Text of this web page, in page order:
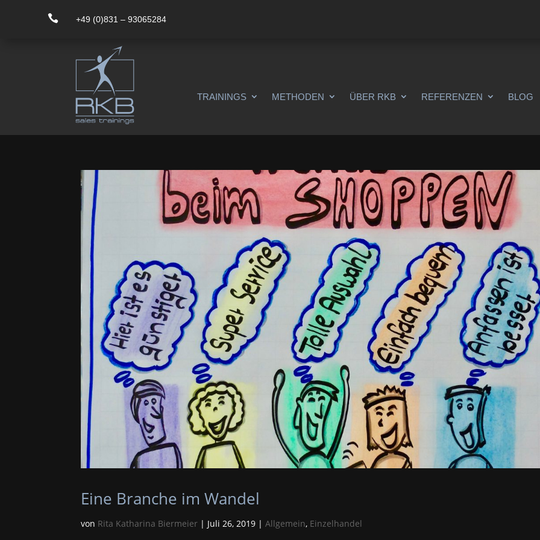
 +49 (0)831 – 93065284
TRAININGS METHODEN ÜBER RKB REFERENZEN BLOG
Eine Branche im Wandel
von Rita Katharina Biermeier | Juli 26, 2019 |Allgemein, Einzelhandel